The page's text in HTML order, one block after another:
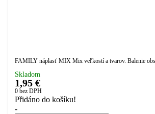
FAMILY náplasť MIX Mix veľkostí a tvarov. Balenie
Skladom
1,95 €
0 bez DPH
Přidáno do košíku!
-